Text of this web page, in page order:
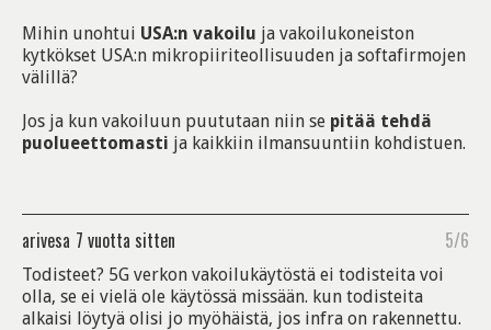
Mihin unohtui USA:n vakoilu ja vakoilukoneiston
kytkökset USA:n mikropiiriteollisuuden ja softafirmojen
välillä?
Jos ja kun vakoiluun puututaan niin se pitää tehdä
puolueettomasti ja kaikkiin ilmansuuntiin kohdistuen.
arivesa 7 vuotta sitten 5/6
Todisteet? 5G verkon vakoilukäytöstä ei todisteita voi
olla, se ei vielä ole käytössä missään. kun todisteita
alkaisi löytyä olisi jo myöhäistä, jos infra on rakennettu.